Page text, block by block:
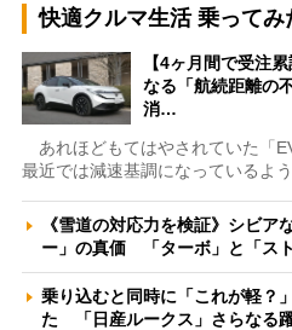
快適クルマ生活 乗ってみ
【4ヶ月間で受注
なる「航続距離の
消…
あれほどもてはやされていた「
最近では減速基調になっているよ
《雪道の対応力を検証》シビア
ー」の真価 「ターボ」と「ス
乗り込むと同時に「これが軽？
た 「日産ルークス」さらなる